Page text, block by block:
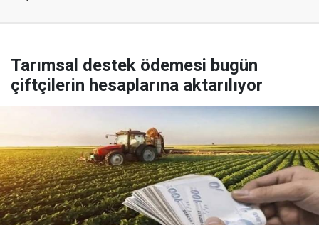
Tarımsal destek ödemesi bugün
çiftçilerin hesaplarına aktarılıyor